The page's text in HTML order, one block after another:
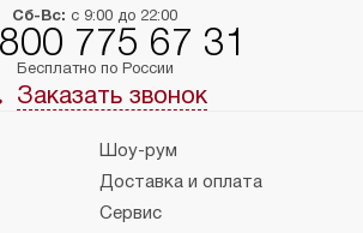
Сб-Вс: с 9:00 до 22:00
775 67 31
Бесплатно по России
Заказать звонок
Шоу-рум
Доставка и оплата
Сервис